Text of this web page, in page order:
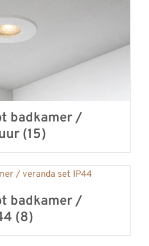
badkamer /
(15)
badkamer /
(8)